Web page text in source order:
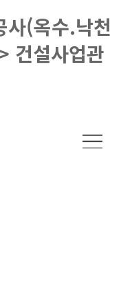
사(옥수.낙천
건설사업관